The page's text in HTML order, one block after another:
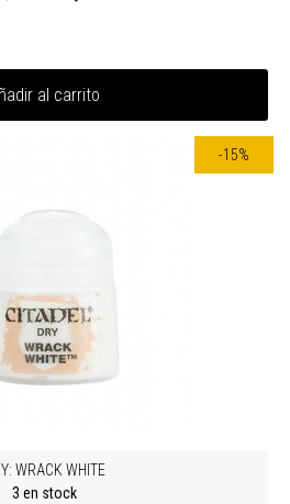
al carrito
-15%
WRACK WHITE
3 en stock